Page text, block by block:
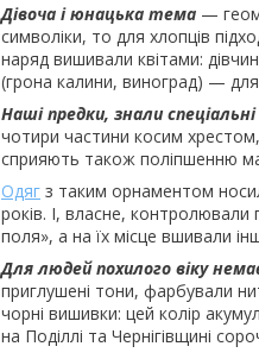
Дівоча і юнацька тема —
символіки, то для хлопців
наряд вишивали квітами:
(грона калини, виноград) —
Наші предки, знали
чотири частини косим
сприяють також поліпшенню
Одяг з таким орнаментом
років. І, власне,
поля», а на їх місце вшивали
Для людей похилого віку
приглушені тони, фарбували
чорні вишивки: цей колір
на Поділлі та Чернігівщині